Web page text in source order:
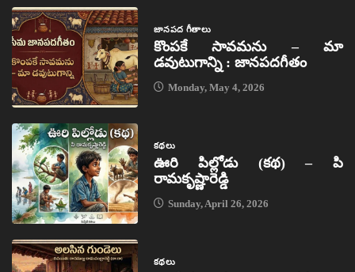
జానపద గీతాలు
కొంపకే సావమను – మా
డవుటుగాన్ని : జానపదగీతం
Monday, May 4, 2026
కథలు
ఊరి పిల్లోడు (కథ) – పి
రామకృష్ణారెడ్డి
Sunday, April 26, 2026
కథలు